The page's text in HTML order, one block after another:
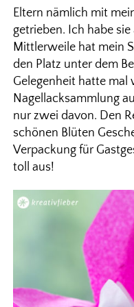
Eltern nämlich mit
getrieben. Ich habe
Mittlerweile hat mein
den Platz unter dem
Gelegenheit hatte mal
Nagellacksammlung
nur zwei davon. Den
schönen Blüten
Verpackung für
toll aus!